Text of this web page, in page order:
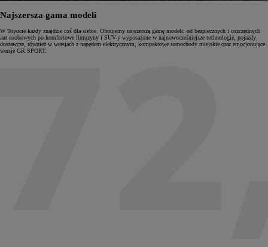
Najszersza gama modeli
W Toyocie każdy znajdzie coś dla siebie. Oferujemy najszerszą gamę modeli: od bezpiecznych i oszczędnych
aut osobowych po komfortowe limuzyny i SUV-y wyposażone w najnowocześniejsze technologie, pojazdy
dostawcze, również w wersjach z napędem elektrycznym, kompaktowe samochody miejskie oraz emocjonujące
wersje GR SPORT.